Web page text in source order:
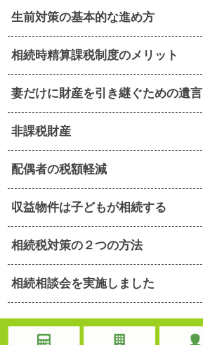
生前対策の基本的な進め方
相続時精算課税制度のメリット
妻だけに財産を引き継ぐための遺言
非課税財産
配偶者の税額軽減
収益物件は子どもが相続する
相続税対策の２つの方法
相続相談会を実施しました